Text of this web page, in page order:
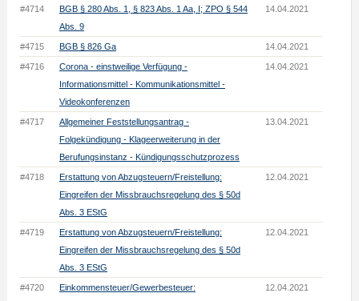
#4714
BGB § 280 Abs. 1, § 823 Abs. 1 Aa, I; ZPO § 544
Abs. 9
14.04.2021
#4715 BGB § 826 Ga 14.04.2021
#4716
Corona - einstweilige Verfügung -
Informationsmittel - Kommunikationsmittel -
Videokonferenzen
14.04.2021
#4717
Allgemeiner Feststellungsantrag -
Folgekündigung - Klageerweiterung in der
Berufungsinstanz - Kündigungsschutzprozess
13.04.2021
#4718
Erstattung von Abzugsteuern/Freistellung:
Eingreifen der Missbrauchsregelung des § 50d
Abs. 3 EStG
12.04.2021
#4719
Erstattung von Abzugsteuern/Freistellung:
Eingreifen der Missbrauchsregelung des § 50d
Abs. 3 EStG
12.04.2021
#4720
Einkommensteuer/Gewerbesteuer:
12.04.2021